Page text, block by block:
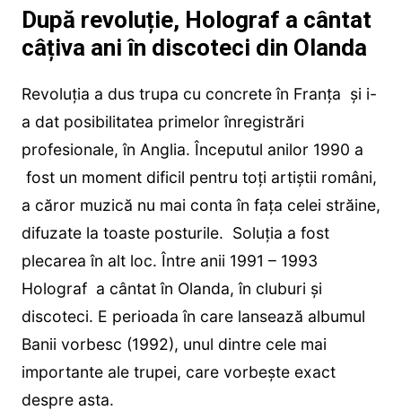
După revoluție, Holograf a cântat
câțiva ani în discoteci din Olanda
Revoluția a dus trupa cu concrete în Franța și i-
a dat posibilitatea primelor înregistrări
profesionale, în Anglia. Începutul anilor 1990 a
fost un moment dificil pentru toți artiștii români,
a căror muzică nu mai conta în fața celei străine,
difuzate la toaste posturile. Soluția a fost
plecarea în alt loc. Între anii 1991 – 1993
Holograf a cântat în Olanda, în cluburi și
discoteci. E perioada în care lansează albumul
Banii vorbesc (1992), unul dintre cele mai
importante ale trupei, care vorbește exact
despre asta.